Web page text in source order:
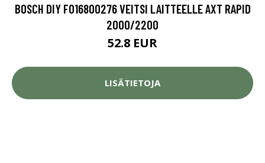
BOSCH DIY F016800276 VEITSI LAITTEELLE AXT RAPID
2000/2200
52.8 EUR
LISÄTIETOJA